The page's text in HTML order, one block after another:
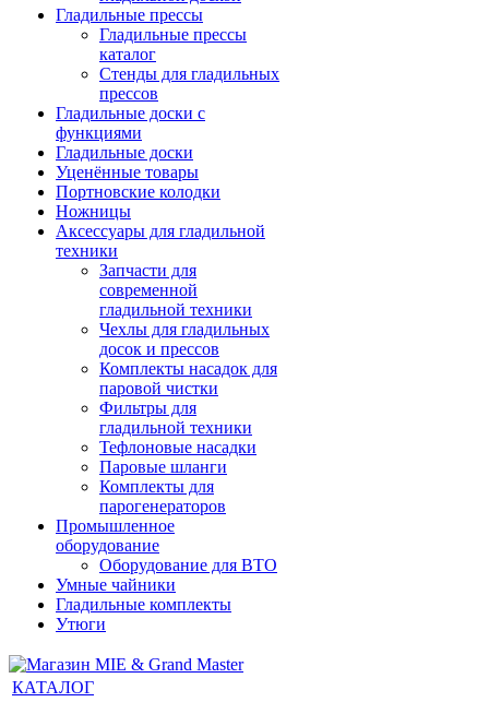
Гладильные прессы
Гладильные прессы
каталог
Стенды для гладильных
прессов
Гладильные доски с
функциями
Гладильные доски
Уценённые товары
Портновские колодки
Ножницы
Аксессуары для гладильной
техники
Запчасти для
современной
гладильной техники
Чехлы для гладильных
досок и прессов
Комплекты насадок для
паровой чистки
Фильтры для
гладильной техники
Тефлоновые насадки
Паровые шланги
Комплекты для
парогенераторов
Промышленное
оборудование
Оборудование для ВТО
Умные чайники
Гладильные комплекты
Утюги
КАТАЛОГ